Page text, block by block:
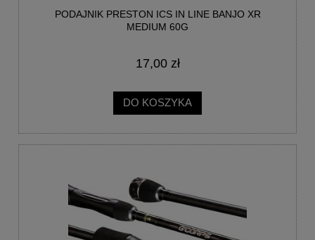
PODAJNIK PRESTON ICS IN LINE BANJO XR
MEDIUM 60G
17,00 zł
DO KOSZYKA